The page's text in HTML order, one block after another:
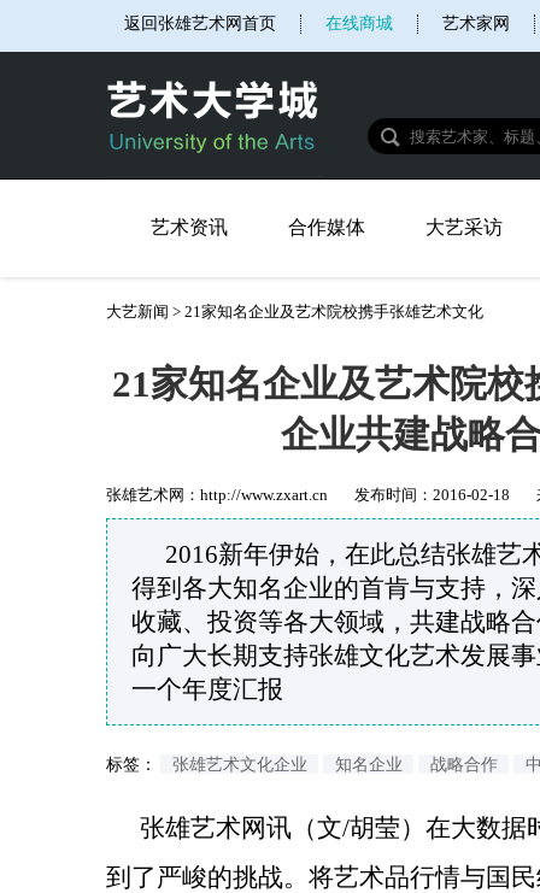
返回张雄艺术网首页 在线商城 艺术家网
艺术资讯 合作媒体 大艺采访
大艺新闻 > 21家知名企业及艺术院校携手张雄艺术文化
21家知名企业及艺术院
企业共建战略
张雄艺术网： http://www.zxart.cn 发布时间： 2016-02-18
2016新年伊始，在此总结张雄艺
得到各大知名企业的首肯与支持，
收藏、投资等各大领域，共建战略
向广大长期支持张雄文化艺术发展
一个年度汇报
标签： 张雄艺术文化企业 知名企业 战略合作
张雄艺术网讯（文/胡莹）在大数据
到了严峻的挑战。将艺术品行情与国